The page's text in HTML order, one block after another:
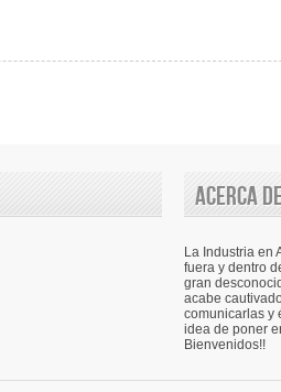
Acerca
La Industria en
fuera y dentro
gran
acabe
comunicarlas y
idea de poner
Bienvenidos!!